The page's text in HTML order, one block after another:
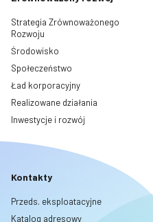
Strategia Zrównoważonego
Rozwoju
Środowisko
Społeczeństwo
Ład korporacyjny
Realizowane działania
Inwestycje i rozwój
Kontakty
Przeds. eksploatacyjne
Katalog adresowy